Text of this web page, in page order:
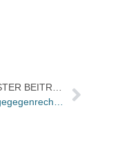
NÄCHSTER BEITRAG
#verlagegegenrechts startet Crowdfunding-Kampagne